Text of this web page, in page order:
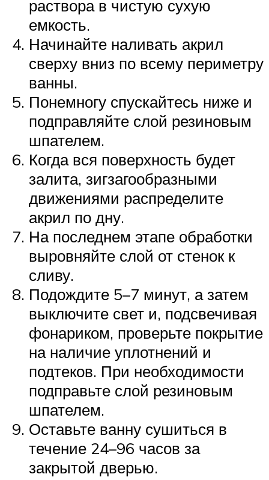
раствора в чистую сухую
емкость.
Начинайте наливать акрил
сверху вниз по всему периметру
ванны.
Понемногу спускайтесь ниже и
подправляйте слой резиновым
шпателем.
Когда вся поверхность будет
залита, зигзагообразными
движениями распределите
акрил по дну.
На последнем этапе обработки
выровняйте слой от стенок к
сливу.
Подождите 5–7 минут, а затем
выключите свет и, подсвечивая
фонариком, проверьте покрытие
на наличие уплотнений и
подтеков. При необходимости
подправьте слой резиновым
шпателем.
Оставьте ванну сушиться в
течение 24–96 часов за
закрытой дверью.